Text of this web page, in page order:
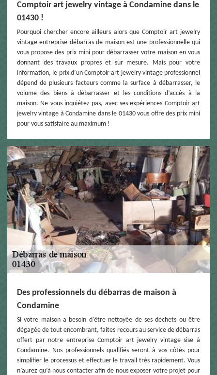
Comptoir art jewelry vintage à Condamine dans le
01430 !
Pourquoi chercher encore ailleurs alors que Comptoir art jewelry
vintage entreprise débarras de maison est une professionnelle qui
vous propose des prix mini pour débarrasser votre maison en vous
donnant des travaux propres et sur mesure. Mais pour votre
information, le prix d’un Comptoir art jewelry vintage professionnel
dépend de plusieurs facteurs comme la surface à débarrasser, le
volume des biens à débarrasser et les conditions d’accès à la
maison. Ne vous inquiétez pas, avec ses expériences Comptoir art
jewelry vintage à Condamine dans le 01430 vous offre des prix mini
pour vous satisfaire au maximum !
Des professionnels du débarras de maison à
Condamine
Si votre maison a besoin d'être nettoyée de ses déchets ou être
dégagée de tout encombrant, faites recours au service de débarras
offert par notre entreprise Comptoir art jewelry vintage sise à
Condamine. Nos professionnels qualifiés seront à vos côtés pour
simplifier le processus et effectuer le travail très rapidement. Vous
n’aurez qu’à nous contacter afin de nous exposer votre projet pour